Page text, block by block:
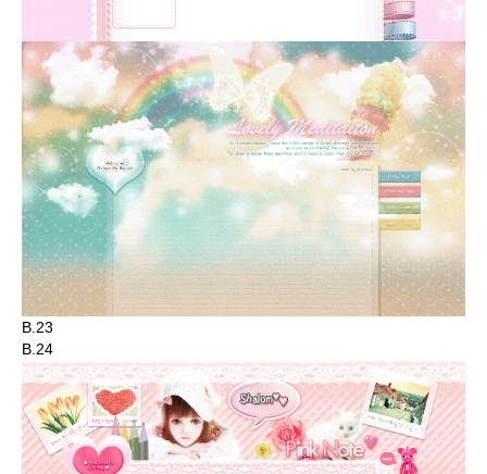
B.23
B.24